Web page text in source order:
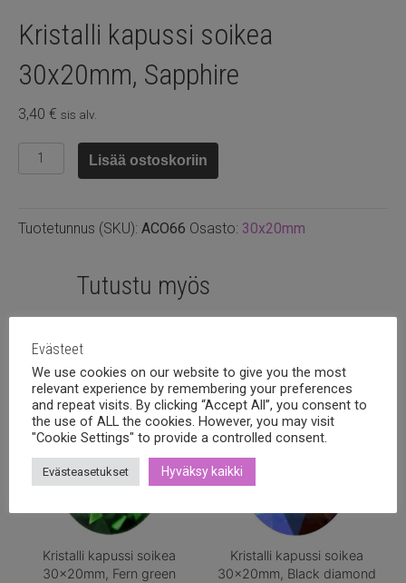
Kristalli kapussi soikea
30x20mm, Sapphire
3,40 € sis alv.
Kristalli
kapussi
Sapphire
Lisää ostoskoriin
Tuotetunnus (SKU): ACO66 Osasto: 30x20mm
Tutustu myös
Kristalli kapussi soikea
30x20mm, Fern green
Kristalli kapussi soikea
30x20mm, Black diamond
Evästeet
We use cookies on our website to give you the most
relevant experience by remembering your preferences
and repeat visits. By clicking “Accept All”, you consent to
the use of ALL the cookies. However, you may visit
"Cookie Settings" to provide a controlled consent.
Evästeasetukset Hyväksy kaikki